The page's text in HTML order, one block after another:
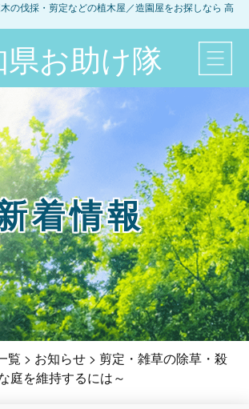
の伐採・剪定などの植木屋／造園屋をお探しなら 高
県お助け隊
着情報
覧 > お知らせ> 剪定・雑草の除草・殺
庭を維持するには～